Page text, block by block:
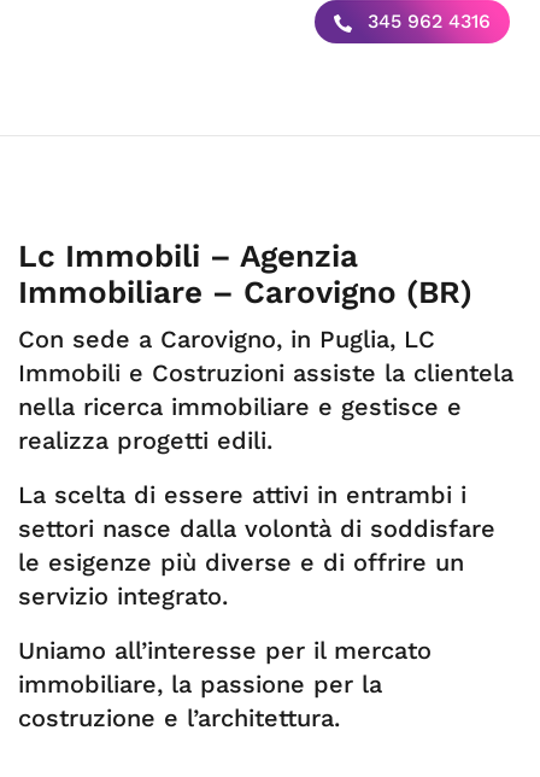
345 962 4316
Lc Immobili – Agenzia
Immobiliare – Carovigno (BR)
Con sede a Carovigno, in Puglia, LC
Immobili e Costruzioni assiste la clientela
nella ricerca immobiliare e gestisce e
realizza progetti edili.
La scelta di essere attivi in entrambi i
settori nasce dalla volontà di soddisfare
le esigenze più diverse e di offrire un
servizio integrato.
Uniamo all’interesse per il mercato
immobiliare, la passione per la
costruzione e l’architettura.